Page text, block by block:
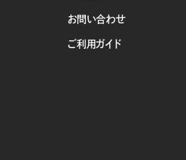
お問い合わせ
ご利用ガイド